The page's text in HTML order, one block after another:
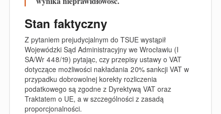
Stan faktyczny
Z pytaniem prejudycjalnym do TSUE wystąpił
Wojewódzki Sąd Administracyjny we Wrocławiu (I
SA/Wr 448/19) pytając, czy przepisy ustawy o VAT
dotyczące możliwości nakładania 20% sankcji VAT w
przypadku dobrowolnej korekty rozliczenia
podatkowego są zgodne z Dyrektywą VAT oraz
Traktatem o UE, a w szczególności z zasadą
proporcjonalności.